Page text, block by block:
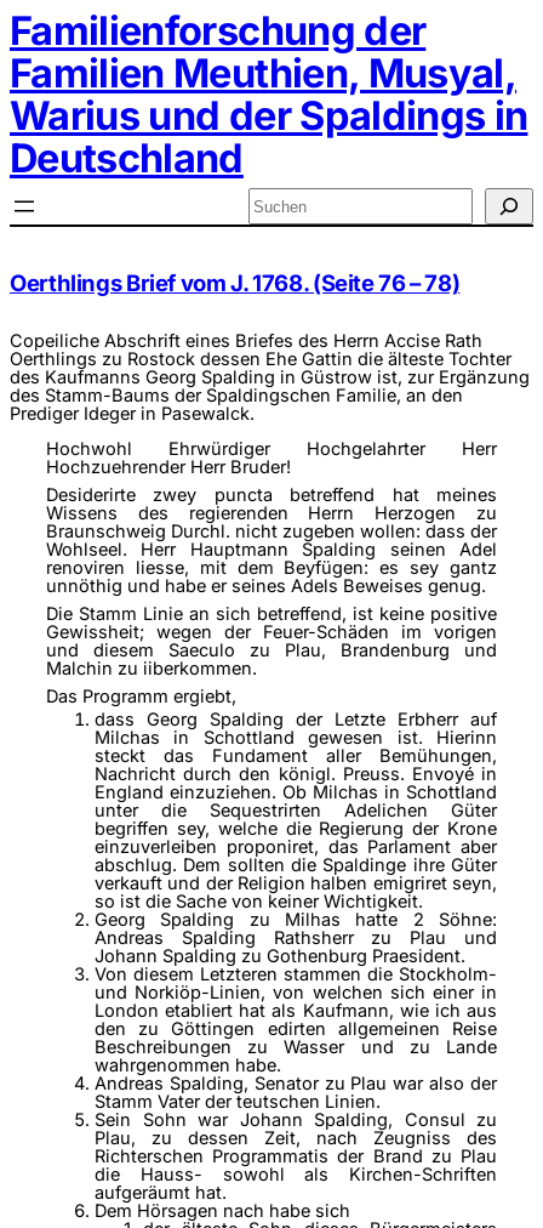
Zum
Inhalt
springen
Familienforschung der
Familien Meuthien, Musyal,
Warius und der Spaldings in
Deutschland
Suchen
Oerthlings Brief vom J. 1768. (Seite 76 – 78)
Copeiliche Abschrift eines Briefes des Herrn Accise Rath
Oerthlings zu Rostock dessen Ehe Gattin die älteste Tochter
des Kaufmanns Georg Spalding in Güstrow ist, zur Ergänzung
des Stamm-Baums der Spaldingschen Familie, an den
Prediger Ideger in Pasewalck.
Hochwohl Ehrwürdiger Hochgelahrter Herr
Hochzuehrender Herr Bruder!
Desiderirte zwey puncta betreffend hat meines
Wissens des regierenden Herrn Herzogen zu
Braunschweig Durchl. nicht zugeben wollen: dass der
Wohlseel. Herr Hauptmann Spalding seinen Adel
renoviren liesse, mit dem Beyfügen: es sey gantz
unnöthig und habe er seines Adels Beweises genug.
Die Stamm Linie an sich betreffend, ist keine positive
Gewissheit; wegen der Feuer-Schäden im vorigen
und diesem Saeculo zu Plau, Brandenburg und
Malchin zu iiberkommen.
Das Programm ergiebt,
dass Georg Spalding der Letzte Erbherr auf
Milchas in Schottland gewesen ist. Hierinn
steckt das Fundament aller Bemühungen,
Nachricht durch den königl. Preuss. Envoyé in
England einzuziehen. Ob Milchas in Schottland
unter die Sequestrirten Adelichen Güter
begriffen sey, welche die Regierung der Krone
einzuverleiben proponiret, das Parlament aber
abschlug. Dem sollten die Spaldinge ihre Güter
verkauft und der Religion halben emigriret seyn,
so ist die Sache von keiner Wichtigkeit.
Georg Spalding zu Milhas hatte 2 Söhne:
Andreas Spalding Rathsherr zu Plau und
Johann Spalding zu Gothenburg Praesident.
Von diesem Letzteren stammen die Stockholm-
und Norkiöp-Linien, von welchen sich einer in
London etabliert hat als Kaufmann, wie ich aus
den zu Göttingen edirten allgemeinen Reise
Beschreibungen zu Wasser und zu Lande
wahrgenommen habe.
Andreas Spalding, Senator zu Plau war also der
Stamm Vater der teutschen Linien.
Sein Sohn war Johann Spalding, Consul zu
Plau, zu dessen Zeit, nach Zeugniss des
Richterschen Programmatis der Brand zu Plau
die Hauss- sowohl als Kirchen-Schriften
aufgeräumt hat.
Dem Hörsagen nach habe sich